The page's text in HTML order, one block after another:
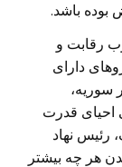
بوده باشد.
رقابت و
دارای
سوریه،
احیای قدرت
رئیس نهاد
هر چه بیشتر